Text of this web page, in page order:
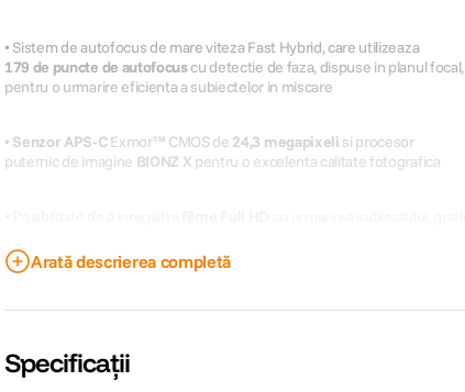
• Sistem de autofocus de mare viteza Fast Hybrid, care utilizeaza
179 de puncte de autofocuscu detectie de faza, dispuse in planul focal,
pentru o urmarire eficienta a subiectelor in miscare
• Senzor APS-CExmor™ CMOS de 24,3 megapixeli si procesor
puternic de imagine BIONZ X pentru o excelenta calitate fotografica
•Touch-screen LCDrabatabil la 180°
Arată descrierea completă
Specificații